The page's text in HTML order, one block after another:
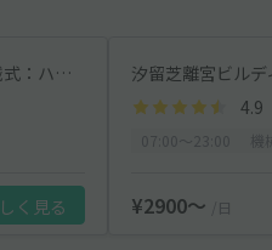
汐留ビルディング駐車場【機械式：ハイルーフ】【ご利用時間：7:00〜24:00】※当日可
く見る
4.9
¥2900〜 /日